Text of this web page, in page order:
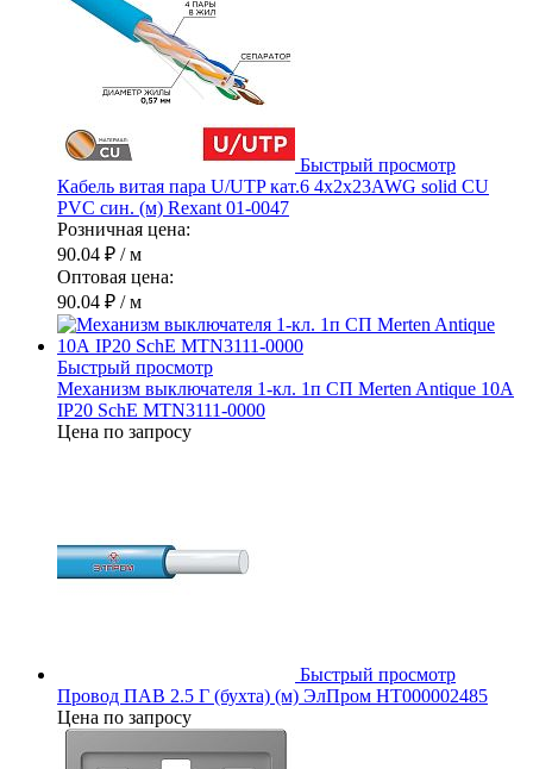
Быстрый просмотр
Кабель витая пара U/UTP кат.6 4х2х23AWG solid CU
PVC син. (м) Rexant 01-0047
Розничная цена:
90.04 ₽ / м
Оптовая цена:
90.04 ₽ / м
Быстрый просмотр
Механизм выключателя 1-кл. 1п СП Merten Antique 10А
IP20 SchE MTN3111-0000
Цена по запросу
Быстрый просмотр
Провод ПАВ 2.5 Г (бухта) (м) ЭлПром НТ000002485
Цена по запросу